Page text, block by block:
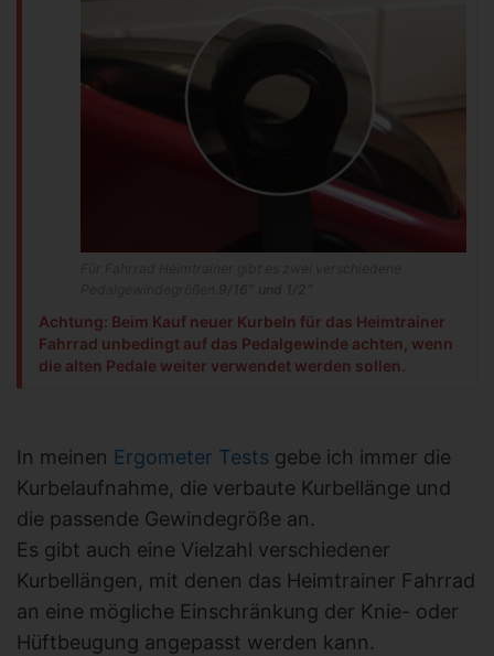
Achtung: Beim Kauf neuer Kurbeln für das Heimtrainer
Fahrrad unbedingt auf das Pedalgewinde achten, wenn
die alten Pedale weiter verwendet werden sollen.
In meinen Ergometer Tests gebe ich immer die
Kurbelaufnahme, die verbaute Kurbellänge und
die passende Gewindegröße an.
Es gibt auch eine Vielzahl verschiedener
Kurbellängen, mit denen das Heimtrainer Fahrrad
an eine mögliche Einschränkung der Knie- oder
Hüftbeugung angepasst werden kann.